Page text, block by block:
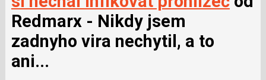
Redmarx - Nikdy jsem
zadnyho vira nechytil, a to
ani...